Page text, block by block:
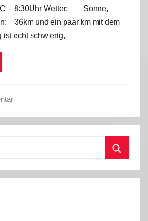
M
– 8:30Uhr Wetter: Sonne,
36km und ein paar km mit dem
ist echt schwierig,